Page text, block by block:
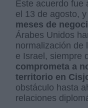
Este acuerdo fue
el 13 de agosto, y
meses de
Árabes Unidos
normalización de
e Israel, siempre
comprometa a
territorio en
obstáculo hasta
relaciones